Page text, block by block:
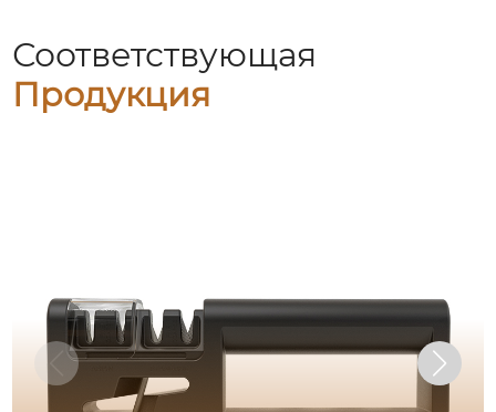
Соответствующая
Продукция